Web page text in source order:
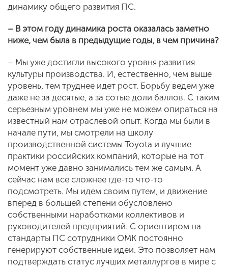
динамику общего развития ПС.
– В этом году динамика роста оказалась заметно
ниже, чем была в предыдущие годы, в чем причина?
– Мы уже достигли высокого уровня развития
культуры производства. И, естественно, чем выше
уровень, тем труднее идет рост. Борьбу ведем уже
даже не за десятые, а за сотые доли баллов. С таким
серьезным уровнем мы уже не можем опираться на
известный нам отраслевой опыт. Когда мы были в
начале пути, мы смотрели на школу
производственной системы Toyota и лучшие
практики российских компаний, которые на тот
момент уже давно занимались тем же самым. А
сейчас нам все сложнее где-то что-то
подсмотреть. Мы идем своим путем, и движение
вперед в большей степени обусловлено
собственными наработками коллективов и
руководителей предприятий. С ориентиром на
стандарты ПС сотрудники ОМК постоянно
генерируют собственные идеи. Это позволяет нам
подтверждать статус лучших металлургов в мире с